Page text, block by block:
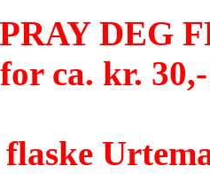
DEG
ca. kr.
flaske